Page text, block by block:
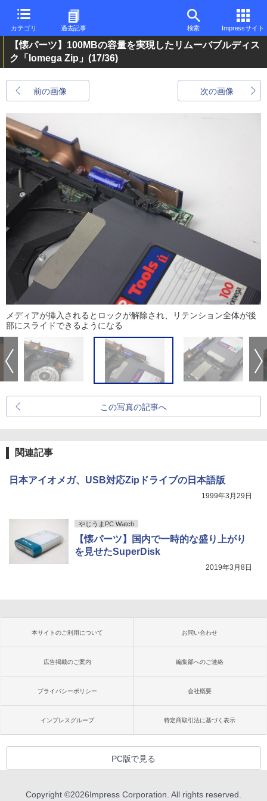
カテゴリ 過去記事 検索 Impressサイト
【懐パーツ】100MBの容量を実現したリムーバブルディス
ク「Iomega Zip」 (17/36)
前の画像 次の画像
メディアが挿入されるとロックが解除され、リテンション全体が後
部にスライドできるようになる
この写真の記事へ
関連記事
日本アイオメガ、USB対応Zipドライブの日本語版
1999年3月29日
やじうまPC Watch
【懐パーツ】国内で一時的な盛り上がり
を見せたSuperDisk
2019年3月8日
本サイトのご利用について お問い合わせ
広告掲載のご案内 編集部へのご連絡
プライバシーポリシー 会社概要
インプレスグループ 特定商取引法に基づく表示
PC版で見る
Copyright ©2026Impress Corporation. All rights reserved.